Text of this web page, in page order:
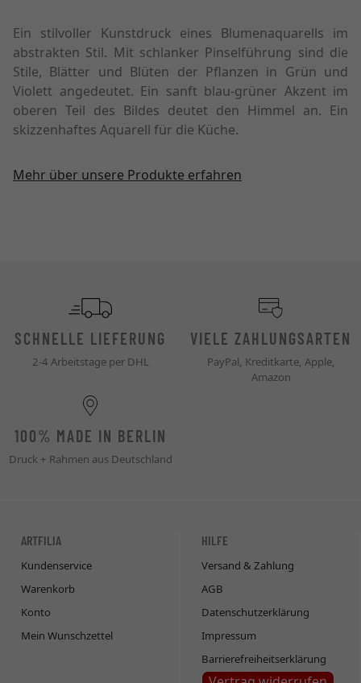
Ein stilvoller Kunstdruck eines Blumenaquarells im
abstrakten Stil. Mit schlanker Pinselführung sind die
Stile, Blätter und Blüten der Pflanzen in Grün und
Violett angedeutet. Ein sanft blau-grüner Akzent im
oberen Teil des Bildes deutet den Himmel an. Ein
skizzenhaftes Aquarell für die Küche.
Mehr über unsere Produkte erfahren
SCHNELLE LIEFERUNG
2-4 Arbeitstage per DHL
VIELE ZAHLUNGSARTEN
PayPal, Kreditkarte, Apple,
Amazon
100% MADE IN BERLIN
Druck + Rahmen aus Deutschland
ARTFILIA
Kundenservice
Warenkorb
Konto
Mein Wunschzettel
HILFE
Versand & Zahlung
AGB
Datenschutzerklärung
Impressum
Barrierefreiheitserklärung